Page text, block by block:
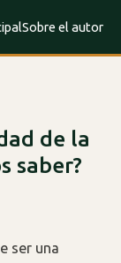
Sobre el autor
de la
saber?
ser una